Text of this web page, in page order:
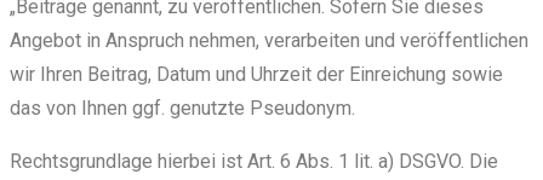
„Beiträge genannt, zu veröffentlichen. Sofern Sie dieses
Angebot in Anspruch nehmen, verarbeiten und veröffentlichen
wir Ihren Beitrag, Datum und Uhrzeit der Einreichung sowie
das von Ihnen ggf. genutzte Pseudonym.
Rechtsgrundlage hierbei ist Art. 6 Abs. 1 lit. a) DSGVO. Die